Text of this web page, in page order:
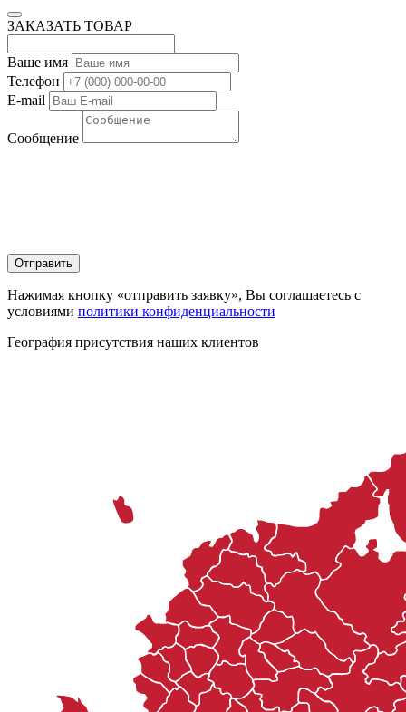
ЗАКАЗАТЬ ТОВАР
Ваше имя
Телефон
E-mail
Сообщение
Нажимая кнопку «отправить заявку», Вы соглашаетесь с
условиями политики конфиденциальности
География присутствия наших клиентов